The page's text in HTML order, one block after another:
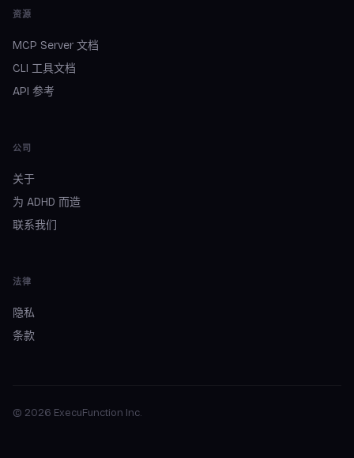
资源
MCP Server 文档
CLI 工具文档
API 参考
公司
关于
为 ADHD 而造
联系我们
法律
隐私
条款
© 2026 ExecuFunction Inc.